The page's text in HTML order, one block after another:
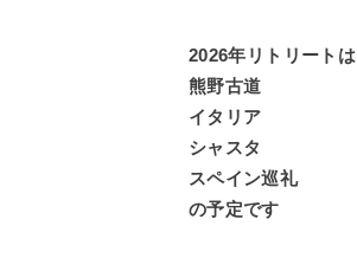
2026年リトリートは
熊野古道
イタリア
シャスタ
スペイン巡礼
の予定です